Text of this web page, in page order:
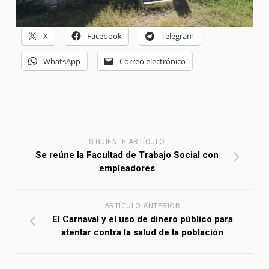
X Facebook Telegram
WhatsApp Correo electrónico
SIGUIENTE ARTÍCULO
Se reúne la Facultad de Trabajo Social con
empleadores
ARTÍCULO ANTERIOR
El Carnaval y el uso de dinero público para
atentar contra la salud de la población